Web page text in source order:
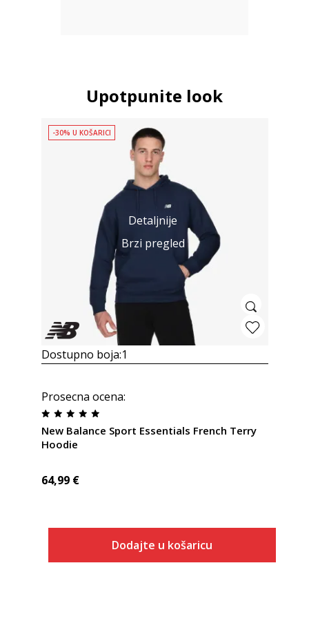
Upotpunite look
Detaljnije
Brzi pregled
-30% U KOŠARICI
Dostupno boja:1
Prosecna ocena:
New Balance Sport Essentials French Terry
Hoodie
64,99 €
Dodajte u košaricu